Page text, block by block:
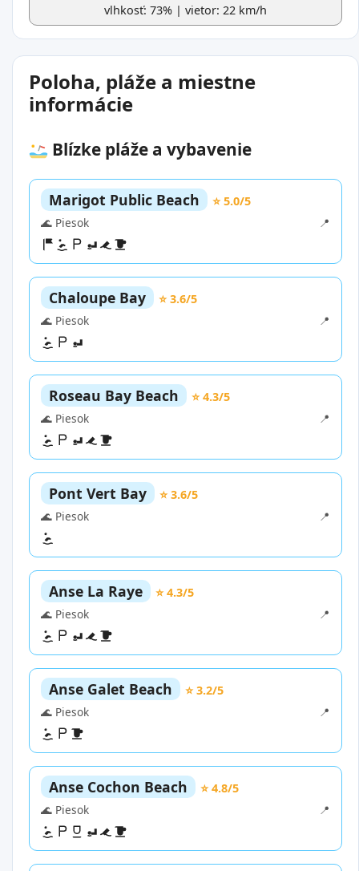
vlhkosť: 73% | vietor: 22 km/h
Poloha, pláže a miestne
informácie
Blízke pláže a vybavenie
Marigot Public Beach
⭐ 5.0/5
🌊 Piesok
📍
Chaloupe Bay
⭐ 3.6/5
🌊 Piesok
📍
Roseau Bay Beach
⭐ 4.3/5
🌊 Piesok
📍
Pont Vert Bay
⭐ 3.6/5
🌊 Piesok
📍
Anse La Raye
⭐ 4.3/5
🌊 Piesok
📍
Anse Galet Beach
⭐ 3.2/5
🌊 Piesok
📍
Anse Cochon Beach
⭐ 4.8/5
🌊 Piesok
📍